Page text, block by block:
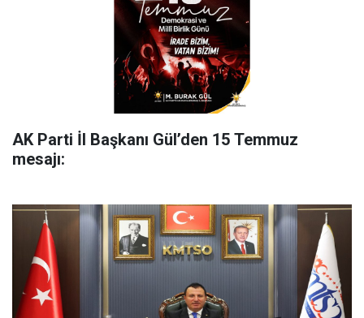
AK Parti İl Başkanı Gül’den 15 Temmuz
mesajı: